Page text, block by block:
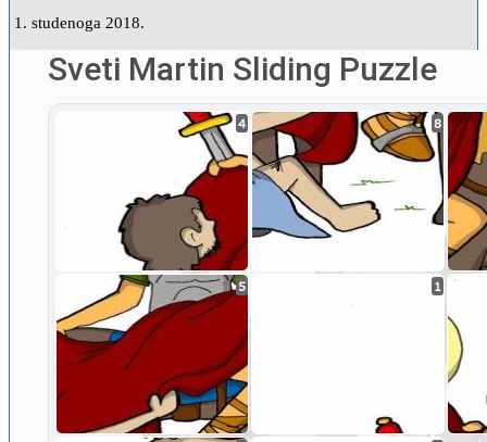
1. studenoga 2018.